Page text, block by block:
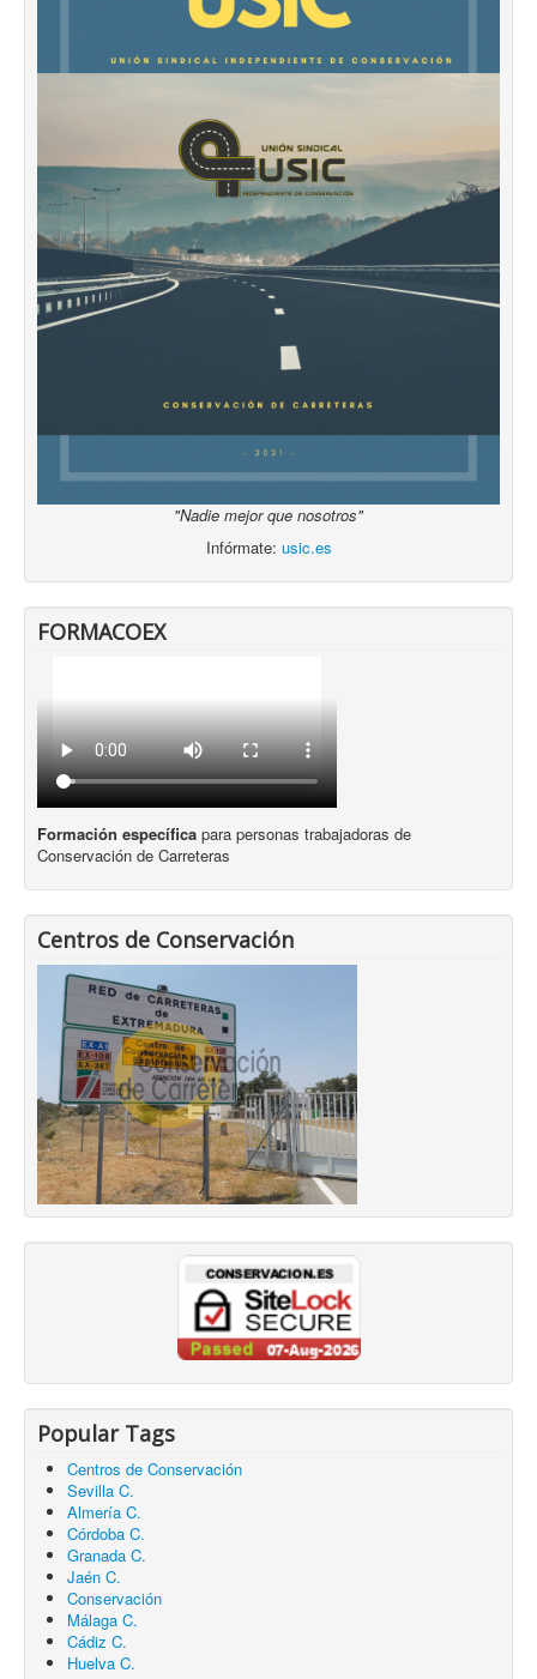
"Nadie mejor que nosotros"
Infórmate: usic.es
FORMACOEX
Formación específica para personas trabajadoras de
Conservación de Carreteras
Centros de Conservación
Popular Tags
Centros de Conservación
Sevilla C.
Almería C.
Córdoba C.
Granada C.
Jaén C.
Conservación
Málaga C.
Cádiz C.
Huelva C.